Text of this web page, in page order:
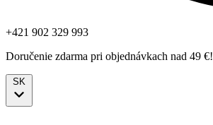
+421 902 329 993
Doručenie zdarma pri objednávkach nad 49 €!
SK